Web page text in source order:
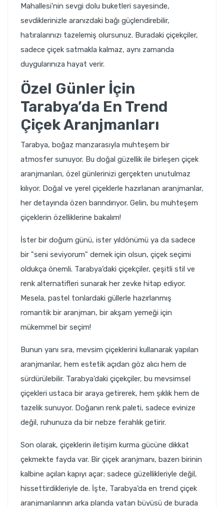
Mahallesi'nin sevgi dolu buketleri sayesinde,
sevdiklerinizle aranızdaki bağı güçlendirebilir,
hatıralarınızı tazelemiş olursunuz. Buradaki çiçekçiler,
sadece çiçek satmakla kalmaz, aynı zamanda
duygularınıza hayat verir.
Özel Günler İçin
Tarabya’da En Trend
Çiçek Aranjmanları
Tarabya, boğaz manzarasıyla muhteşem bir
atmosfer sunuyor. Bu doğal güzellik ile birleşen çiçek
aranjmanları, özel günlerinizi gerçekten unutulmaz
kılıyor. Doğal ve yerel çiçeklerle hazırlanan aranjmanlar,
her detayında özen barındırıyor. Gelin, bu muhteşem
çiçeklerin özelliklerine bakalım!
İster bir doğum günü, ister yıldönümü ya da sadece
bir "seni seviyorum" demek için olsun, çiçek seçimi
oldukça önemli. Tarabya’daki çiçekçiler, çeşitli stil ve
renk alternatifleri sunarak her zevke hitap ediyor.
Mesela, pastel tonlardaki güllerle hazırlanmış
romantik bir aranjman, bir akşam yemeği için
mükemmel bir seçim!
Bunun yanı sıra, mevsim çiçeklerini kullanarak yapılan
aranjmanlar, hem estetik açıdan göz alıcı hem de
sürdürülebilir. Tarabya'daki çiçekçiler, bu mevsimsel
çiçekleri ustaca bir araya getirerek, hem şıklık hem de
tazelik sunuyor. Doğanın renk paleti, sadece evinize
değil, ruhunuza da bir nebze ferahlık getirir.
Son olarak, çiçeklerin iletişim kurma gücüne dikkat
çekmekte fayda var. Bir çiçek aranjmanı, bazen birinin
kalbine açılan kapıyı açar; sadece güzellikleriyle değil,
hissettirdikleriyle de. İşte, Tarabya'da en trend çiçek
aranjmanlarının arka planda yatan büyüsü de burada